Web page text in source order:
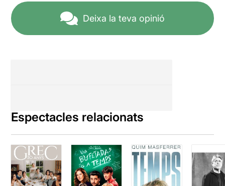
Deixa la teva opinió
Espectacles relacionats